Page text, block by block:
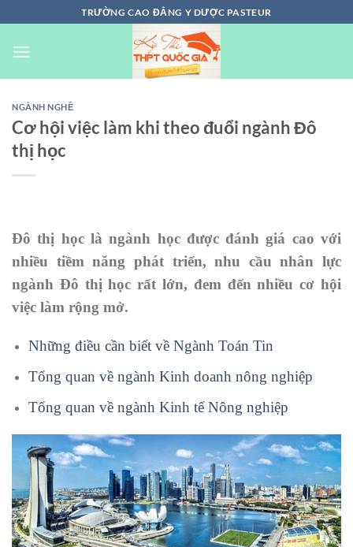
đến
nội
TRƯỜNG CAO ĐẲNG Y DƯỢC PASTEUR
NGÀNH NGHỀ
Cơ hội việc làm khi theo đuổi ngành Đô
thị học
Đô thị học là ngành học được đánh giá cao với
nhiều tiềm năng phát triển, nhu cầu nhân lực
ngành Đô thị học rất lớn, đem đến nhiều cơ hội
việc làm rộng mở.
Những điều cần biết về Ngành Toán Tin
Tổng quan về ngành Kinh doanh nông nghiệp
Tổng quan về ngành Kinh tế Nông nghiệp